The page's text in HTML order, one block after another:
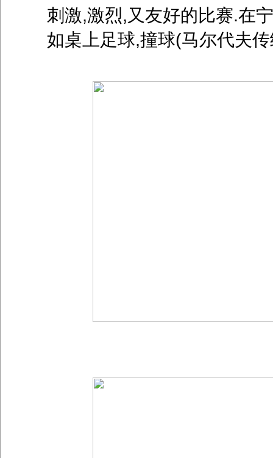
刺激,激烈,又友好的比赛.在
如桌上足球,撞球(马尔代夫